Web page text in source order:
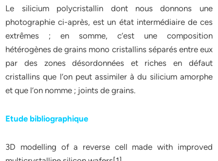
Le silicium polycristallin dont nous donnons une
photographie ci-après, est un état intermédiaire de ces
extrêmes ; en somme, c’est une composition
hétérogènes de grains mono cristallins séparés entre eux
par des zones désordonnées et riches en défaut
cristallins que l’on peut assimiler à du silicium amorphe
et que l’on nomme ; joints de grains.
Etude bibliographique
3D modelling of a reverse cell made with improved